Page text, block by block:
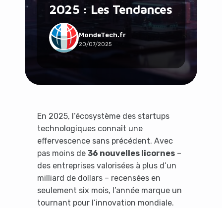
2025 : Les Tendances
MondeTech.fr
20/07/2025
En 2025, l’écosystème des startups
technologiques connaît une
effervescence sans précédent. Avec
pas moins de 36 nouvelles licornes–
des entreprises valorisées à plus d’un
milliard de dollars – recensées en
seulement six mois, l’année marque un
tournant pour l’innovation mondiale.
Social & Communauté
Tech & Développement
Travail & Productivité
Voyage